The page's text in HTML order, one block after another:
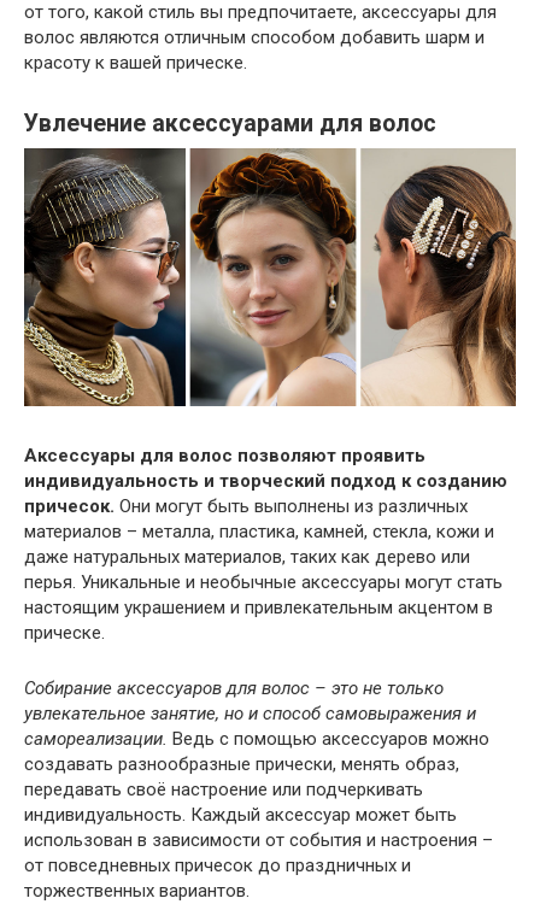
от того, какой стиль вы предпочитаете, аксессуары для
волос являются отличным способом добавить шарм и
красоту к вашей прическе.
Увлечение аксессуарами для волос
Аксессуары для волос позволяют проявить
индивидуальность и творческий подход к созданию
причесок. Они могут быть выполнены из различных
материалов – металла, пластика, камней, стекла, кожи и
даже натуральных материалов, таких как дерево или
перья. Уникальные и необычные аксессуары могут стать
настоящим украшением и привлекательным акцентом в
прическе.
Собирание аксессуаров для волос – это не только
увлекательное занятие, но и способ самовыражения и
самореализации. Ведь с помощью аксессуаров можно
создавать разнообразные прически, менять образ,
передавать своё настроение или подчеркивать
индивидуальность. Каждый аксессуар может быть
использован в зависимости от события и настроения –
от повседневных причесок до праздничных и
торжественных вариантов.